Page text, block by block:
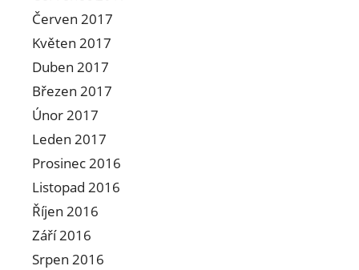
Červen 2017
Květen 2017
Duben 2017
Březen 2017
Únor 2017
Leden 2017
Prosinec 2016
Listopad 2016
Říjen 2016
Září 2016
Srpen 2016